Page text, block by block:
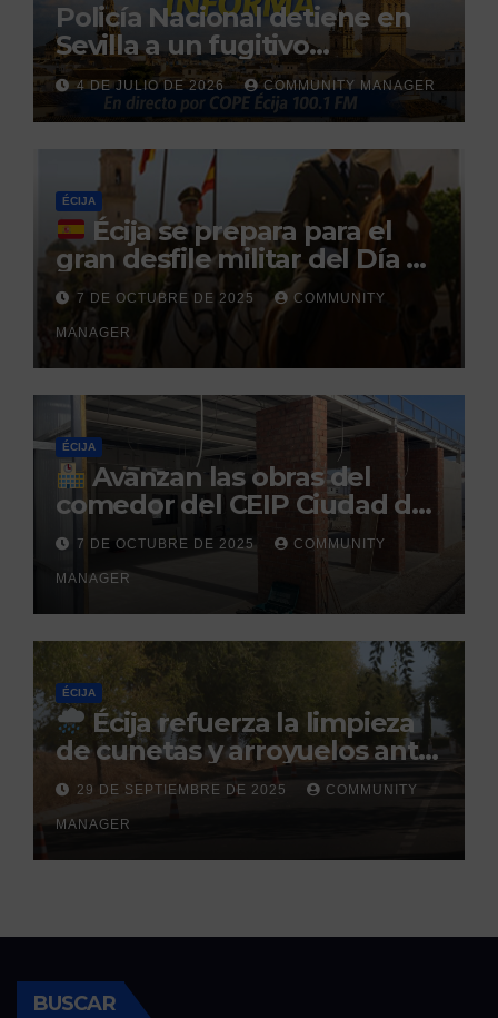
Policía Nacional detiene en
Sevilla a un fugitivo
reclamado por narcotráfico
tras no regresar a prisión
durante un permiso
penitenciario
4 DE JULIO DE 2026 COMMUNITY MANAGER
ÉCIJA
Écija se prepara para el
gran desfile militar del Día de
la Hispanidad organizado por
el Centro Militar de Cría
Caballar
7 DE OCTUBRE DE 2025 COMMUNITY
MANAGER
ÉCIJA
Avanzan las obras del
comedor del CEIP Ciudad del
Sol: su finalización está
prevista para finales de 2025
7 DE OCTUBRE DE 2025 COMMUNITY
MANAGER
ÉCIJA
Écija refuerza la limpieza
de cunetas y arroyuelos ante
la llegada de las lluvias
otoñales
29 DE SEPTIEMBRE DE 2025 COMMUNITY
MANAGER
BUSCAR